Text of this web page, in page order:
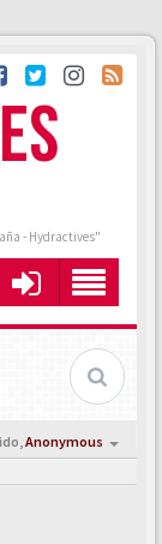
- Hydractives"
Anonymous